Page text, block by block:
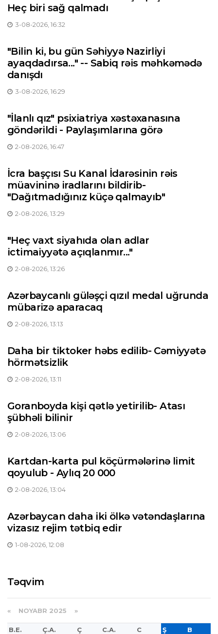
Heç biri sağ qalmadı
3-08-2026, 16:32
"Bilin ki, bu gün Səhiyyə Nazirliyi
ayaqdadırsa..." -- Sabiq rəis məhkəmədə
danışdı
3-08-2026, 16:29
"İlanlı qız" psixiatriya xəstəxanasına
göndərildi - Paylaşımlarına görə
2-08-2026, 16:47
İcra başçısı Su Kanal İdarəsinin rəis
müavininə iradlarını bildirib-
"Dağıtmadığınız küçə qalmayıb"
2-08-2026, 13:29
"Heç vaxt siyahıda olan adlar
ictimaiyyətə açıqlanmır..."
2-08-2026, 13:26
Azərbaycanlı güləşçi qızıl medal uğrunda
mübarizə aparacaq
2-08-2026, 13:13
Daha bir tiktoker həbs edilib- Cəmiyyətə
hörmətsizlik
2-08-2026, 13:11
Goranboyda kişi qətlə yetirilib- Atası
şübhəli bilinir
2-08-2026, 13:06
Kartdan-karta pul köçürmələrinə limit
qoyulub - Aylıq 20 000
2-08-2026, 13:04
Azərbaycan daha iki ölkə vətəndaşlarına
vizasız rejim tətbiq edir
1-08-2026, 12:08
Təqvim
« NOYABR 2025 »
B.E. Ç.A. Ç C.A. C Ş
B